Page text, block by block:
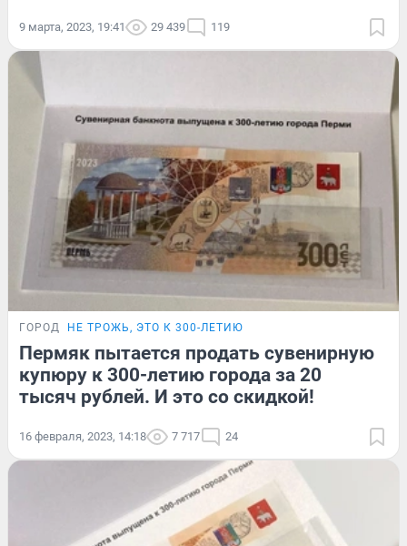
9 марта, 2023, 19:41 29 439 119
ГОРОД НЕ ТРОЖЬ, ЭТО К 300-ЛЕТИЮ
Пермяк пытается продать сувенирную
купюру к 300-летию города за 20
тысяч рублей. И это со скидкой!
16 февраля, 2023, 14:18 7 717 24